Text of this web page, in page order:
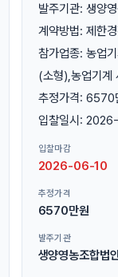
발주기관: 생양
계약방법: 제한
참가업종: 농업
(소형),농업기계
추정가격: 6570
입찰일시:
입찰마감
2026-06-10
추정가격
6570만원
발주기관
생양영농조합법